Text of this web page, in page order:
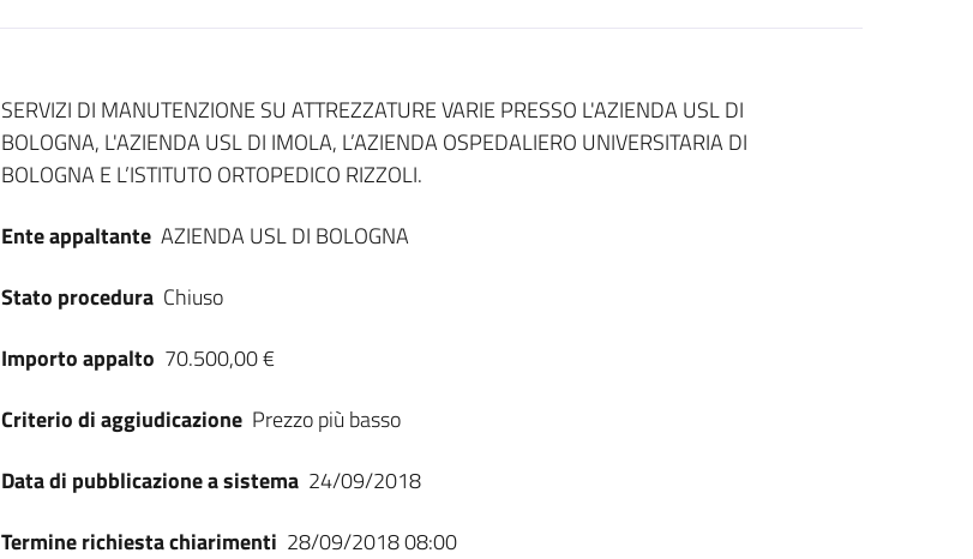
Dati del bando
SERVIZI DI MANUTENZIONE SU ATTREZZATURE VARIE PRESSO L'AZIENDA USL DI
BOLOGNA, L'AZIENDA USL DI IMOLA, L’AZIENDA OSPEDALIERO UNIVERSITARIA DI
BOLOGNA E L’ISTITUTO ORTOPEDICO RIZZOLI.
Ente appaltante AZIENDA USL DI BOLOGNA
Stato procedura Chiuso
Importo appalto 70.500,00 €
Criterio di aggiudicazione Prezzo più basso
Data di pubblicazione a sistema 24/09/2018
Termine richiesta chiarimenti 28/09/2018 08:00